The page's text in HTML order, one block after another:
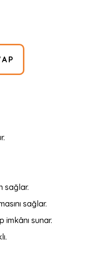
sağlar.
sağlar.
imkânı sunar.